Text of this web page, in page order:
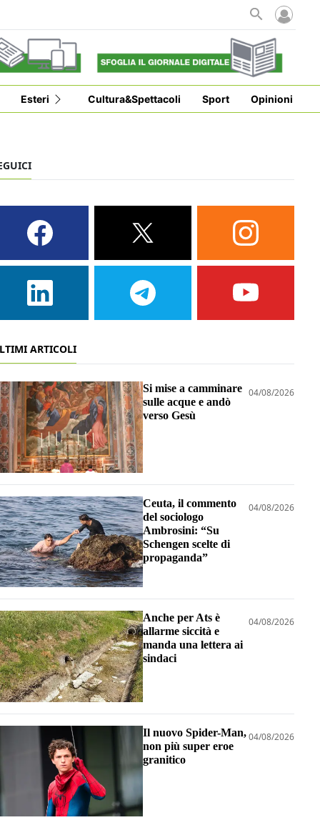
Esteri Cultura&Spettacoli Sport Opinioni
ARTICOLI
Si mise a camminare
sulle acque e andò
verso Gesù
04/08/2026
Ceuta, il commento
del sociologo
Ambrosini: “Su
Schengen scelte di
propaganda”
04/08/2026
Anche per Ats è
allarme siccità e
manda una lettera ai
sindaci
04/08/2026
Il nuovo Spider-Man,
non più super eroe
granitico
04/08/2026